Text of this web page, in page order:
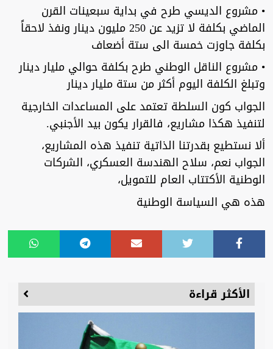
• مشروع الديسي طرح في بداية سبعينات القرن
الماضي بكلفة لا تزيد عن 250 مليون دينار ونفذ لاحقاً
بكلفة جاوزت خمسة الى ستة أضعاف
• مشروع الناقل الوطني طرح بكلفة حوالي مليار دينار
وتبلغ الكلفة اليوم أكثر من ستة مليار دينار
الجواب كون السلطة تعتمد على المساعدات الخارجية
لتنفيذ هكذا مشاريع، فالقرار يكون بيد الأجنبي.
ألا نستطيع بقدرتنا الذاتية تنفيذ هذه المشاريع،
الجواب نعم، سلاح الهندسة العسكري، الشركات
الوطنية الأكتتاب العام للتمويل،
هذه هي السياسة الوطنية
الأكثر قراءة